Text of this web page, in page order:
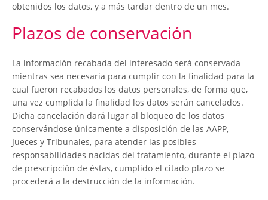
obtenidos los datos, y a más tardar dentro de un mes.
Plazos de conservación
La información recabada del interesado será conservada
mientras sea necesaria para cumplir con la finalidad para la
cual fueron recabados los datos personales, de forma que,
una vez cumplida la finalidad los datos serán cancelados.
Dicha cancelación dará lugar al bloqueo de los datos
conservándose únicamente a disposición de las AAPP,
Jueces y Tribunales, para atender las posibles
responsabilidades nacidas del tratamiento, durante el plazo
de prescripción de éstas, cumplido el citado plazo se
procederá a la destrucción de la información.